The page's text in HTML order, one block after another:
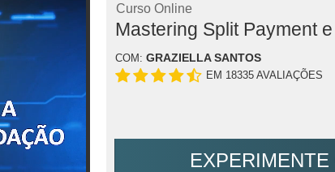
Curso Online
Mastering Split Payment
COM: GRAZIELLA SANTOS
EM 18335 AVALIAÇÕES